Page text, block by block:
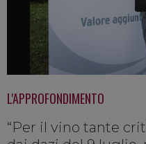
L'APPROFONDIMENTO
“Per il vino tante